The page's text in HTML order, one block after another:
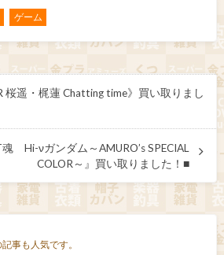
ゲーム
桜遥・梶蓮 Chatting time》買い取りまし
Hi-νガンダム～AMURO’s SPECIAL
COLOR～』買い取りました！■
事も人気です。